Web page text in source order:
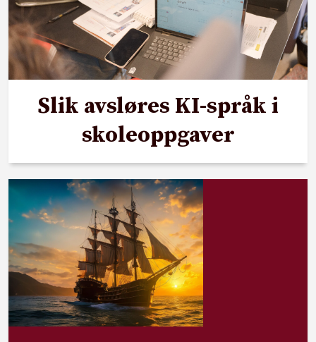
Slik avsløres KI-språk i
skoleoppgaver